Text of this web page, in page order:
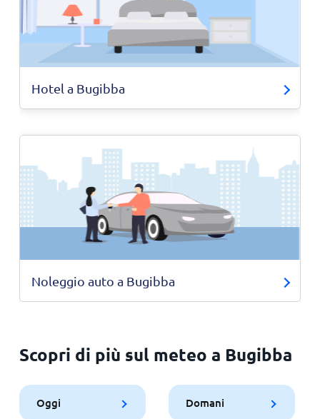
Hotel a Bugibba
Noleggio auto a Bugibba
Scopri di più sul meteo a Bugibba
Oggi Domani